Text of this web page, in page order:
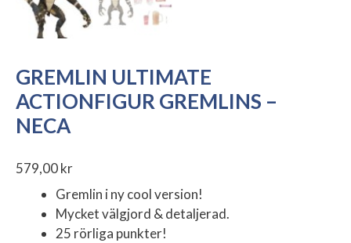
GREMLIN ULTIMATE
ACTIONFIGUR GREMLINS –
NECA
579,00kr
Gremlin i ny cool version!
Mycket välgjord & detaljerad.
25 rörliga punkter!